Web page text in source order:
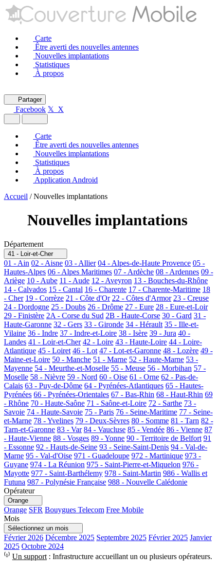
Carte
Être averti des nouvelles antennes
Nouvelles implantations
Statistiques
À propos
Partager
Facebook 𝕏 X
Carte
Être averti des nouvelles antennes
Nouvelles implantations
Statistiques
À propos
Application Android
Accueil / Nouvelles implantations
Nouvelles implantations
Département
41 - Loir-et-Cher
01 - Ain 02 - Aisne 03 - Allier 04 - Alpes-de-Haute Provence 05 -
Hautes-Alpes 06 - Alpes Maritimes 07 - Ardèche 08 - Ardennes 09 -
Ariège 10 - Aube 11 - Aude 12 - Aveyron 13 - Bouches-du-Rhône
14 - Calvados 15 - Cantal 16 - Charente 17 - Charente-Maritime 18
- Cher 19 - Corrèze 21 - Côte d'Or 22 - Côtes d'Armor 23 - Creuse
24 - Dordogne 25 - Doubs 26 - Drôme 27 - Eure 28 - Eure-et-Loir
29 - Finistère 2A - Corse du Sud 2B - Haute-Corse 30 - Gard 31 -
Haute-Garonne 32 - Gers 33 - Gironde 34 - Hérault 35 - Ille-et-
Vilaine 36 - Indre 37 - Indre-et-Loire 38 - Isère 39 - Jura 40 -
Landes 41 - Loir-et-Cher 42 - Loire 43 - Haute-Loire 44 - Loire-
Atlantique 45 - Loiret 46 - Lot 47 - Lot-et-Garonne 48 - Lozère 49 -
Maine-et-Loire 50 - Manche 51 - Marne 52 - Haute-Marne 53 -
Mayenne 54 - Meurthe-et-Moselle 55 - Meuse 56 - Morbihan 57 -
Moselle 58 - Nièvre 59 - Nord 60 - Oise 61 - Orne 62 - Pas-de-
Calais 63 - Puy-de-Dôme 64 - Pyrénées-Atlantiques 65 - Hautes-
Pyrénées 66 - Pyrénées-Orientales 67 - Bas-Rhin 68 - Haut-Rhin 69
- Rhône 70 - Haute-Saône 71 - Saône-et-Loire 72 - Sarthe 73 -
Savoie 74 - Haute-Savoie 75 - Paris 76 - Seine-Maritime 77 - Seine-
et-Marne 78 - Yvelines 79 - Deux-Sèvres 80 - Somme 81 - Tarn 82 -
Tarn-et-Garonne 83 - Var 84 - Vaucluse 85 - Vendée 86 - Vienne 87
- Haute-Vienne 88 - Vosges 89 - Yonne 90 - Territoire de Belfort 91
- Essonne 92 - Hauts-de-Seine 93 - Seine-Saint-Denis 94 - Val-de-
Marne 95 - Val-d'Oise 971 - Guadeloupe 972 - Martinique 973 -
Guyane 974 - La Réunion 975 - Saint-Pierre-et-Miquelon 976 -
Mayotte 977 - Saint-Barthélemy 978 - Saint-Martin 986 - Wallis et
Futuna 987 - Polynésie Française 988 - Nouvelle Calédonie
Opérateur
Orange
Orange SFR Bouygues Telecom Free Mobile
Mois
Sélectionnez un mois
Février 2026 Décembre 2025 Septembre 2025 Février 2025 Janvier
2025 Octobre 2024
⁽¹⁾ Un support : Infrastructure accueillant un ou plusieurs opérateurs.